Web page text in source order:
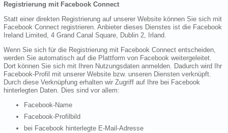
Registrierung mit Facebook Connect
Statt einer direkten Registrierung auf unserer Website können Sie sich mit
Facebook Connect registrieren. Anbieter dieses Dienstes ist die Facebook
Ireland Limited, 4 Grand Canal Square, Dublin 2, Irland.
Wenn Sie sich für die Registrierung mit Facebook Connect entscheiden,
werden Sie automatisch auf die Plattform von Facebook weitergeleitet.
Dort können Sie sich mit Ihren Nutzungsdaten anmelden. Dadurch wird Ihr
Facebook-Profil mit unserer Website bzw. unseren Diensten verknüpft.
Durch diese Verknüpfung erhalten wir Zugriff auf Ihre bei Facebook
hinterlegten Daten. Dies sind vor allem:
Facebook-Name
Facebook-Profilbild
bei Facebook hinterlegte E-Mail-Adresse